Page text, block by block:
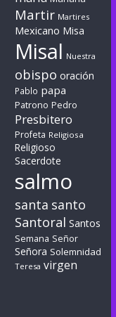
Martir Martires
Mexicano Misa
Misal Nuestra
obispo oración
Pablo papa
Patrono Pedro
Presbitero
Profeta Religiosa
Religioso
Sacerdote
salmo
santa santo
Santoral Santos
Semana Señor
Señora Solemnidad
Teresa virgen